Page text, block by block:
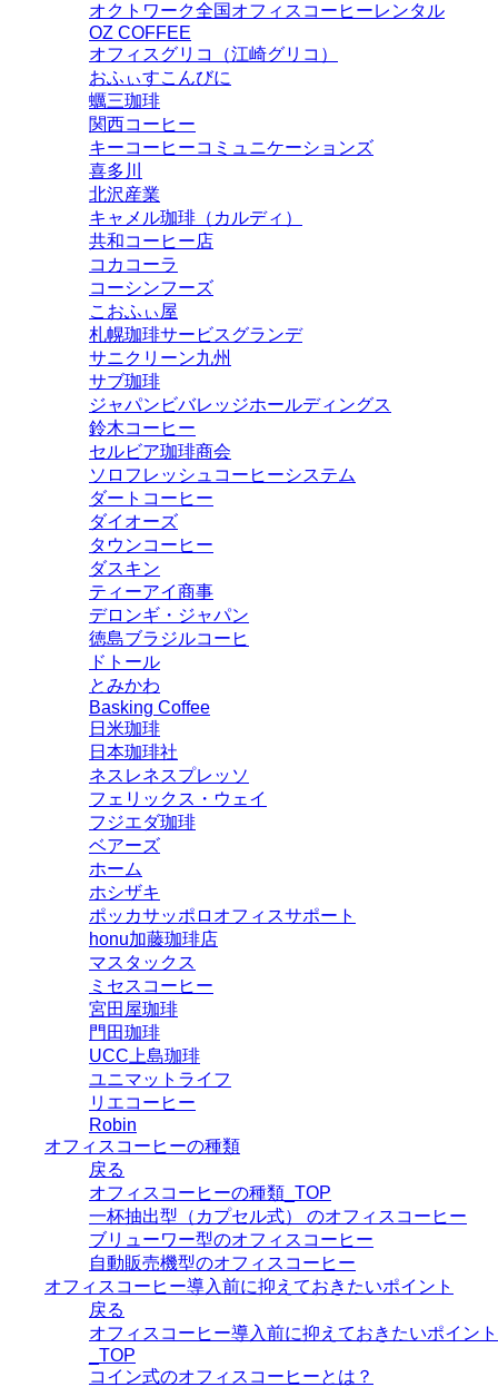
オクトワーク全国オフィスコーヒーレンタル
OZ COFFEE
オフィスグリコ（江崎グリコ）
おふぃすこんびに
蠣三珈琲
関西コーヒー
キーコーヒーコミュニケーションズ
喜多川
北沢産業
キャメル珈琲（カルディ）
共和コーヒー店
コカコーラ
コーシンフーズ
こおふぃ屋
札幌珈琲サービスグランデ
サニクリーン九州
サブ珈琲
ジャパンビバレッジホールディングス
鈴木コーヒー
セルビア珈琲商会
ソロフレッシュコーヒーシステム
ダートコーヒー
ダイオーズ
タウンコーヒー
ダスキン
ティーアイ商事
デロンギ・ジャパン
徳島ブラジルコーヒ
ドトール
とみかわ
Basking Coffee
日米珈琲
日本珈琲社
ネスレネスプレッソ
フェリックス・ウェイ
フジエダ珈琲
ベアーズ
ホーム
ホシザキ
ポッカサッポロオフィスサポート
honu加藤珈琲店
マスタックス
ミセスコーヒー
宮田屋珈琲
門田珈琲
UCC上島珈琲
ユニマットライフ
リエコーヒー
Robin
オフィスコーヒーの種類
戻る
オフィスコーヒーの種類_TOP
一杯抽出型（カプセル式） のオフィスコーヒー
ブリューワー型のオフィスコーヒー
自動販売機型のオフィスコーヒー
オフィスコーヒー導入前に抑えておきたいポイント
戻る
オフィスコーヒー導入前に抑えておきたいポイント
_TOP
コイン式のオフィスコーヒーとは？